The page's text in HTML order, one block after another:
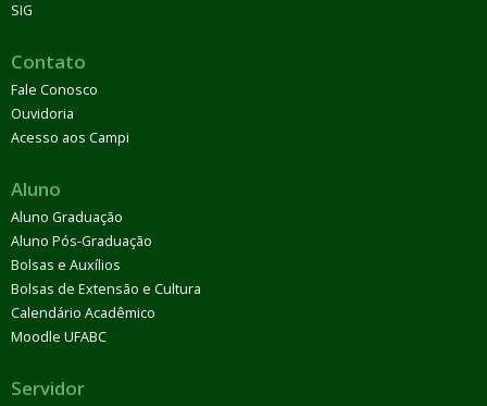
SIG
Contato
Fale Conosco
Ouvidoria
Acesso aos Campi
Aluno
Aluno Graduação
Aluno Pós-Graduação
Bolsas e Auxílios
Bolsas de Extensão e Cultura
Calendário Acadêmico
Moodle UFABC
Servidor